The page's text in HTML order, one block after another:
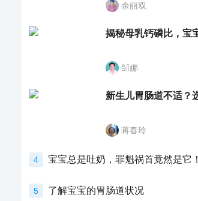
余丽双
邹娜
蒋春玲
4 宝宝总是吐奶，罪魁祸首竟然是它！
5 了解宝宝的胃肠道状况